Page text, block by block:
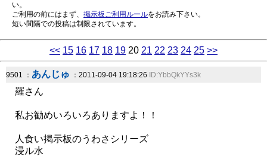
い。
ご利用の前にはまず、 掲示板ご利用ルールをお読み下さい。
短い間隔での投稿は制限されています。
<< 15 16 17 18 19 20 21 22 23 24 25 >>
9501 ： あんじゅ ：2011-09-04 19:18:26 ID:YbbQkYYs3k
羅さん
私お勧めいろいろありますよ！！
人食い掲示板のうわさシリーズ
浸ル水